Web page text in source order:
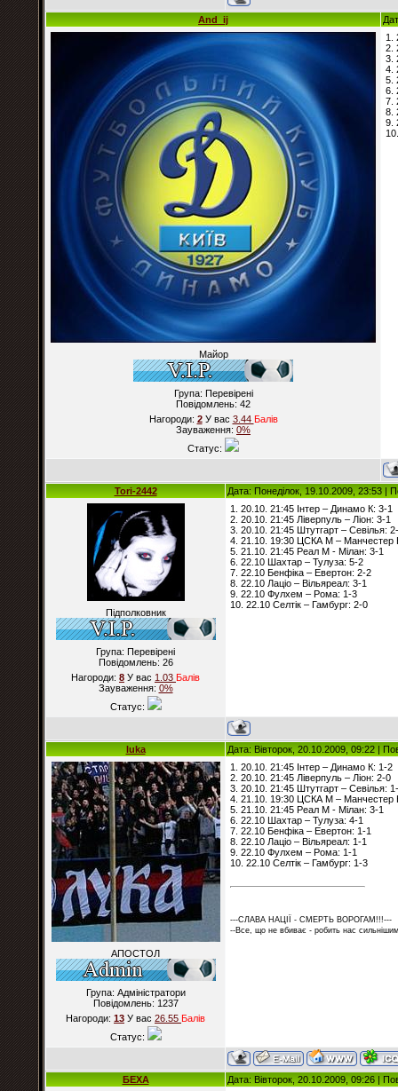
And_ij
Майор
Група: Перевірені
Повідомлень: 42
Нагороди: 2У вас 3.44 Балiв
Зауваження: 0%
Статус:
1.
2.
3.
4.
5.
6.
7.
8.
9.
Tori-2442 Дата: Понеділок, 19.10.2009, 23:53 |
Підполковник
Група: Перевірені
Повідомлень: 26
Нагороди: 8 У вас 1.03 Балiв
Зауваження: 0%
Статус:
1. 20.10. 21:45 Інтер – Динамо К: 3-1
2. 20.10. 21:45 Ліверпуль – Ліон: 3-1
3. 20.10. 21:45 Штутгарт – Севілья:
4. 21.10. 19:30 ЦСКА М –
5. 21.10. 21:45 Реал М - Мілан: 3-1
6. 22.10 Шахтар – Тулуза: 5-2
7. 22.10 Бенфіка – Евертон: 2-2
8. 22.10 Лаціо – Вільяреал: 3-1
9. 22.10 Фулхем – Рома: 1-3
10. 22.10 Селтік – Гамбург: 2-0
luka Дата: Вівторок, 20.10.2009, 09:22 |
АПОСТОЛ
Група: Адміністратори
Повідомлень: 1237
Нагороди: 13 У вас 26.55 Балiв
Статус:
1. 20.10. 21:45 Інтер – Динамо К: 1-2
2. 20.10. 21:45 Ліверпуль – Ліон: 2-0
3. 20.10. 21:45 Штутгарт – Севілья:
4. 21.10. 19:30 ЦСКА М –
5. 21.10. 21:45 Реал М - Мілан: 3-1
6. 22.10 Шахтар – Тулуза: 4-1
7. 22.10 Бенфіка – Евертон: 1-1
8. 22.10 Лаціо – Вільяреал: 1-1
9. 22.10 Фулхем – Рома: 1-1
10. 22.10 Селтік – Гамбург: 1-3
---СЛАВА НАЦІЇ - СМЕРТЬ ВОРОГАМ!!!---
--Все, що не вбиває - робить нас
БЕХА Дата: Вівторок, 20.10.2009, 09:26 |